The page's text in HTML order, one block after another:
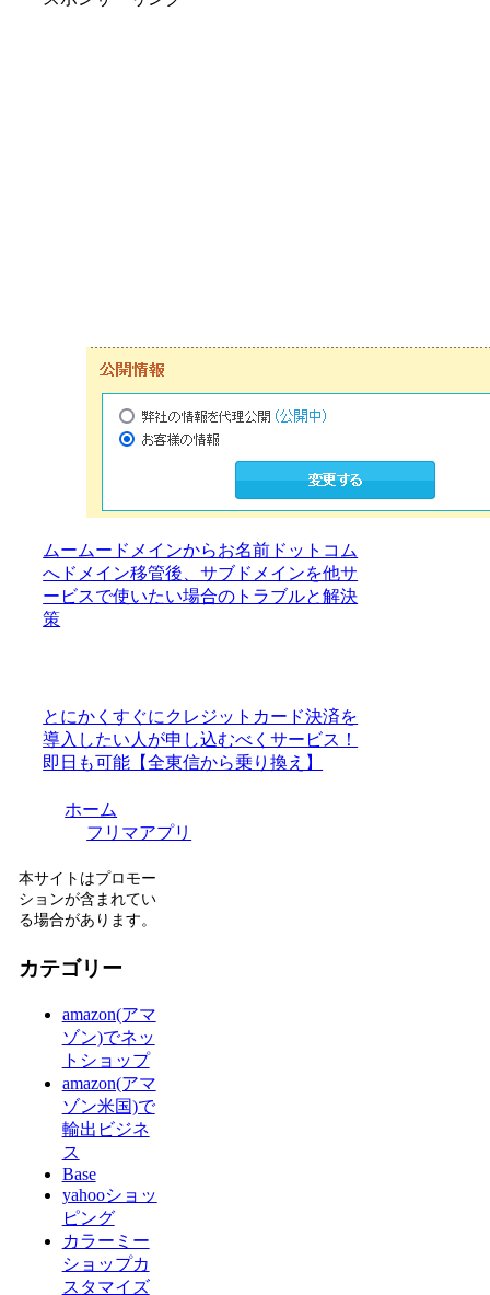
ムームードメインからお名前ドットコム
へドメイン移管後、サブドメインを他サ
ービスで使いたい場合のトラブルと解決
策
とにかくすぐにクレジットカード決済を
導入したい人が申し込むべくサービス！
即日も可能【全東信から乗り換え】
ホーム
フリマアプリ
本サイトはプロモー
ションが含まれてい
る場合があります。
カテゴリー
amazon(アマ
ゾン)でネッ
トショップ
amazon(アマ
ゾン米国)で
輸出ビジネ
ス
Base
yahooショッ
ピング
カラーミー
ショップカ
スタマイズ